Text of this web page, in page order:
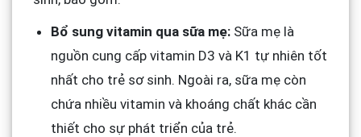
Bổ sung vitamin qua sữa mẹ:Sữa mẹ là
nguồn cung cấp vitamin D3 và K1 tự nhiên tốt
nhất cho trẻ sơ sinh. Ngoài ra, sữa mẹ còn
chứa nhiều vitamin và khoáng chất khác cần
thiết cho sự phát triển của trẻ.